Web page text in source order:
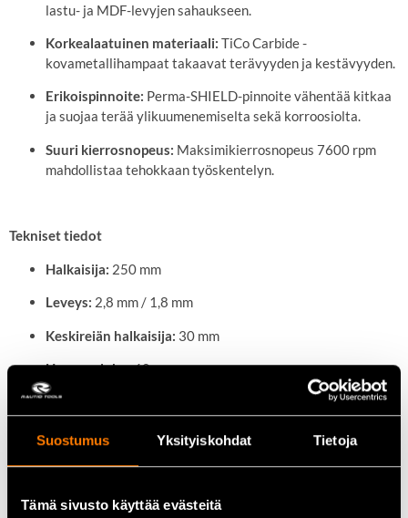
Suostumus Yksityiskohdat Tietoja
Tämä sivusto käyttää evästeitä
lastu- ja MDF-levyjen sahaukseen.
Korkealaatuinen materiaali: TiCo Carbide -
kovametallihampaat takaavat terävyyden ja kestävyyden.
Erikoispinnoite: Perma-SHIELD-pinnoite vähentää kitkaa
ja suojaa terää ylikuumenemiselta sekä korroosiolta.
Suuri kierrosnopeus: Maksimikierrosnopeus 7600 rpm
mahdollistaa tehokkaan työskentelyn.
Tekniset tiedot
Halkaisija: 250 mm
Leveys: 2,8 mm / 1,8 mm
Keskireiän halkaisija: 30 mm
Hammasluku:60
Hammasprofiili:
Maksimikierrosnopeus:7600 rpm
Käyttökohteet